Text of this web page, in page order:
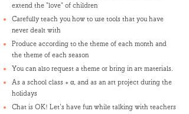
extend the "love" of children
Carefully teach you how to use tools that you have
never dealt with
Produce according to the theme of each month and
the theme of each season
You can also request a theme or bring in art materials.
As a school class + α, and as an art project during the
holidays
Chat is OK! Let's have fun while talking with teachers